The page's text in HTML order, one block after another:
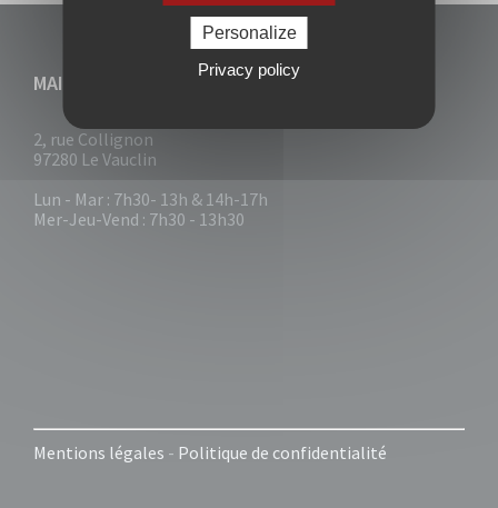
MAIRIE DU VAUCLIN
2, rue Collignon
97280 Le Vauclin
Lun - Mar : 7h30- 13h & 14h-17h
Mer-Jeu-Vend : 7h30 - 13h30
Mentions légales - Politique de confidentialité
Personalize
Privacy policy